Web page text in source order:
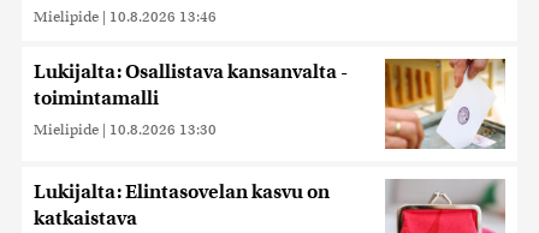
Mielipide | 10.8.2026 13:46
Lukijalta: Osallistava kansanvalta -
toimintamalli
Mielipide | 10.8.2026 13:30
Lukijalta: Elintasovelan kasvu on
katkaistava